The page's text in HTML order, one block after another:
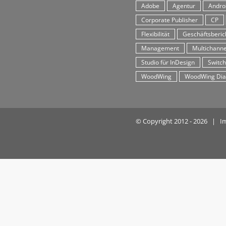
Adobe Agentur
Corporate Publisher
CP
Flexibilität
Management
Studio für InDesign
Switch
WoodWing
WoodWing
© Copyright 2012 -2026 |